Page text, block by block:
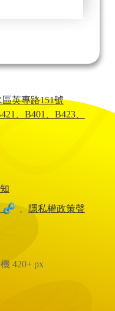
英專路151號
、B401、B423、
、
隱私權政策聲
420+ px